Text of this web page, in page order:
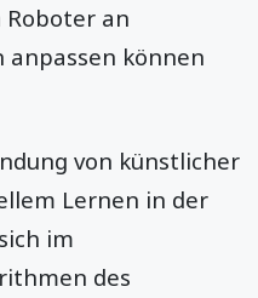
Roboter an
können
von künstlicher
Lernen in der
im
des